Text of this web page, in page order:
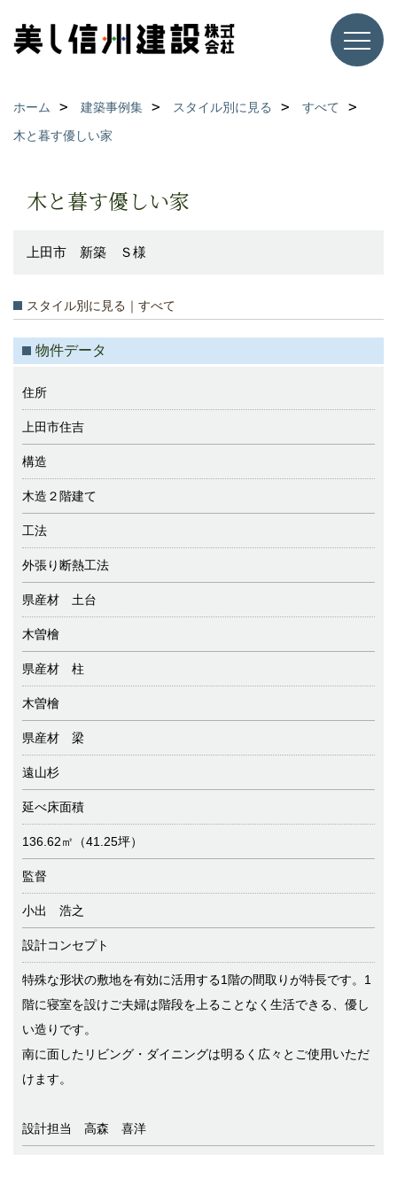
ホーム 建築事例集 スタイル別に見る
すべて
木と暮す優しい家
木と暮す優しい家
上田市 新築 Ｓ様
スタイル別に見る｜すべて
物件データ
住所
上田市住吉
構造
木造２階建て
工法
外張り断熱工法
県産材 土台
木曽檜
県産材 柱
木曽檜
県産材 梁
遠山杉
延べ床面積
136.62㎡（41.25坪）
監督
小出 浩之
設計コンセプト
特殊な形状の敷地を有効に活用する1階の間取りが特長です。1
階に寝室を設けご夫婦は階段を上ることなく生活できる、優し
い造りです。
南に面したリビング・ダイニングは明るく広々とご使用いただ
けます。
設計担当 高森 喜洋